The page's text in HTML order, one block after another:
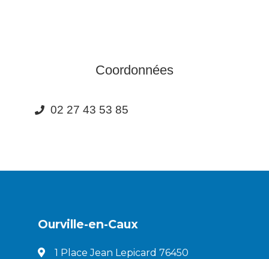
Coordonnées
02 27 43 53 85
Ourville-en-Caux
1 Place Jean Lepicard 76450